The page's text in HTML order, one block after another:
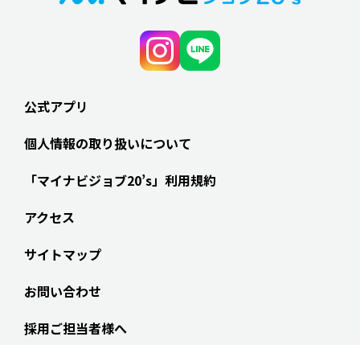
公式アプリ
個人情報の取り扱いについて
「マイナビジョブ20’s」利用規約
アクセス
サイトマップ
お問い合わせ
採用ご担当者様へ